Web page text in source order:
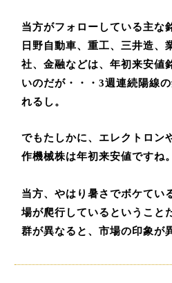
当方がフォローしている主な
日野自動車、重工、三井造、
社、金融などは、年初来安値
いのだが・・・3週連続陽線
れるし。
でもたしかに、エレクトロン
作機械株は年初来安値ですね。
当方、やはり暑さでボケてい
場が爬行しているということ
群が異なると、市場の印象が